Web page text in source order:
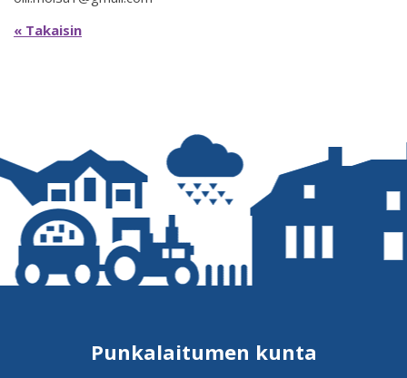
« Takaisin
Punkalaitumen kunta